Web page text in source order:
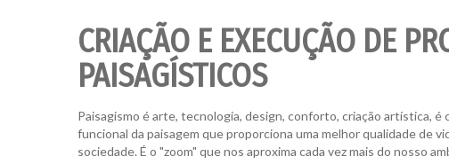
CRIAÇÃO E EXECUÇÃO DE
PAISAGÍSTICOS
Paisagismo é arte, tecnologia, design, conforto, criação artística,
funcional da paisagem que proporciona uma melhor qualidade de
sociedade. É o "zoom" que nos aproxima cada vez mais do nosso